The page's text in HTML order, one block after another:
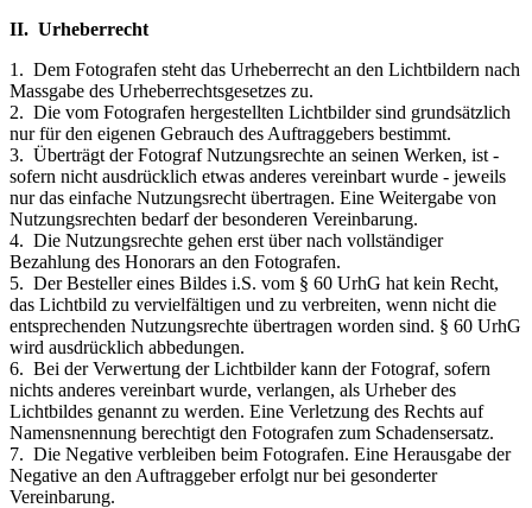
II. Urheberrecht
1. Dem Fotografen steht das Urheberrecht an den Lichtbildern nach
Massgabe des Urheberrechtsgesetzes zu.
2. Die vom Fotografen hergestellten Lichtbilder sind grundsätzlich
nur für den eigenen Gebrauch des Auftraggebers bestimmt.
3. Überträgt der Fotograf Nutzungsrechte an seinen Werken, ist -
sofern nicht ausdrücklich etwas anderes vereinbart wurde - jeweils
nur das einfache Nutzungsrecht übertragen. Eine Weitergabe von
Nutzungsrechten bedarf der besonderen Vereinbarung.
4. Die Nutzungsrechte gehen erst über nach vollständiger
Bezahlung des Honorars an den Fotografen.
5. Der Besteller eines Bildes i.S. vom § 60 UrhG hat kein Recht,
das Lichtbild zu vervielfältigen und zu verbreiten, wenn nicht die
entsprechenden Nutzungsrechte übertragen worden sind. § 60 UrhG
wird ausdrücklich abbedungen.
6. Bei der Verwertung der Lichtbilder kann der Fotograf, sofern
nichts anderes vereinbart wurde, verlangen, als Urheber des
Lichtbildes genannt zu werden. Eine Verletzung des Rechts auf
Namensnennung berechtigt den Fotografen zum Schadensersatz.
7. Die Negative verbleiben beim Fotografen. Eine Herausgabe der
Negative an den Auftraggeber erfolgt nur bei gesonderter
Vereinbarung.